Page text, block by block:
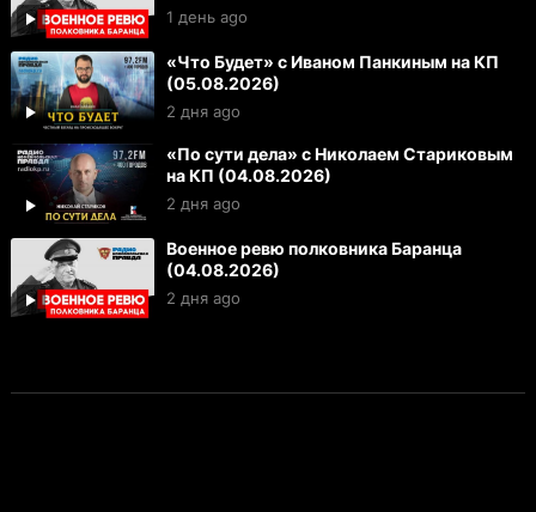
1 день ago
«Что Будет» с Иваном Панкиным на КП
(05.08.2026)
2 дня ago
«По сути дела» с Николаем Стариковым
на КП (04.08.2026)
2 дня ago
Военное ревю полковника Баранца
(04.08.2026)
2 дня ago